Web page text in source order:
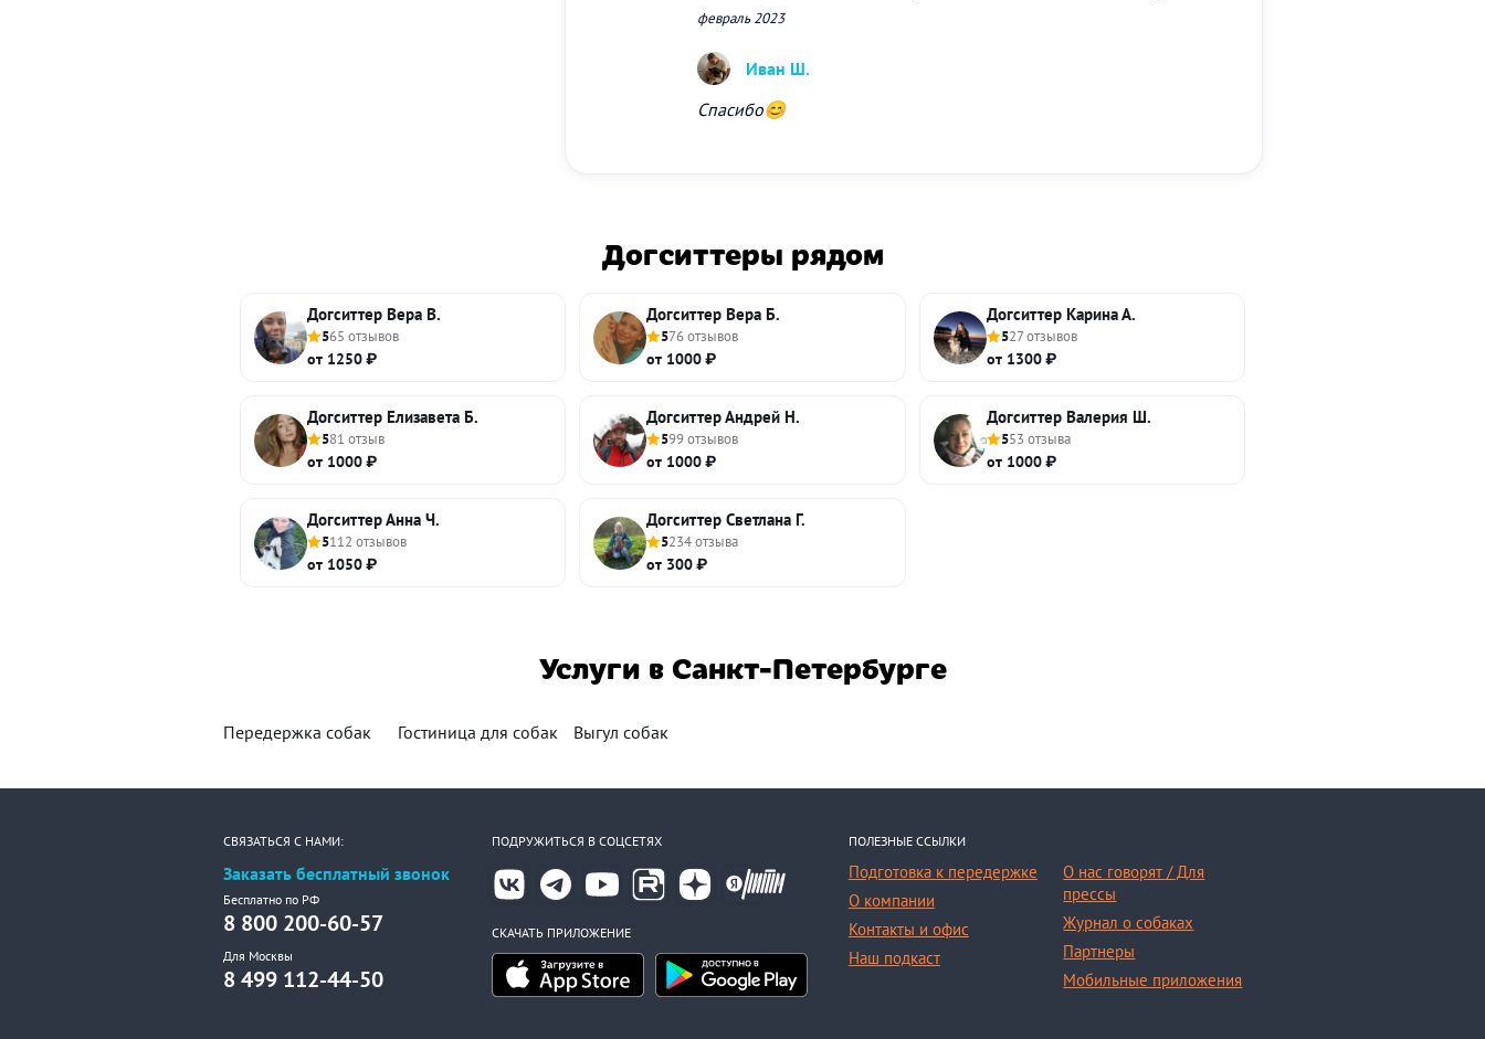
февраль 2023
Иван Ш.
Спасибо😊
Догситтеры рядом
Догситтер Вера В.
565 отзывов
от 1250 ₽
Догситтер Вера Б.
576 отзывов
от 1000 ₽
Догситтер Карина А.
527 отзывов
от 1300 ₽
Догситтер Елизавета Б.
581 отзыв
от 1000 ₽
Догситтер Андрей Н.
599 отзывов
от 1000 ₽
Догситтер Валерия Ш.
553 отзыва
от 1000 ₽
Догситтер Анна Ч.
5112 отзывов
от 1050 ₽
Догситтер Светлана Г.
5234 отзыва
от 300 ₽
Услуги в Санкт-Петербурге
Передержка собак Гостиница для собак Выгул собак
СВЯЗАТЬСЯ С НАМИ:
Заказать бесплатный звонок
Бесплатно по РФ
8 800 200-60-57
Для Москвы
8 499 112-44-50
ПОДРУЖИТЬСЯ В СОЦСЕТЯХ
СКАЧАТЬ ПРИЛОЖЕНИЕ
ПОЛЕЗНЫЕ ССЫЛКИ
Подготовка к передержке
О компании
Контакты и офис
Наш подкаст
О нас говорят / Для
прессы
Журнал о собаках
Партнеры
Мобильные приложения